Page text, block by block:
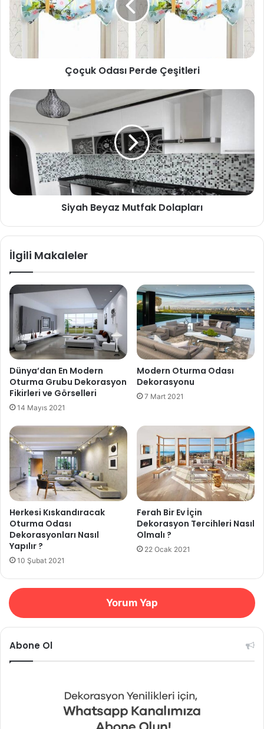
Çoçuk Odası Perde Çeşitleri
Siyah Beyaz Mutfak Dolapları
İlgili Makaleler
Dünya’dan En Modern
Oturma Grubu Dekorasyon
Fikirleri ve Görselleri
14 Mayıs 2021
Modern Oturma Odası
Dekorasyonu
7 Mart 2021
Herkesi Kıskandıracak
Oturma Odası
Dekorasyonları Nasıl
Yapılır ?
10 Şubat 2021
Ferah Bir Ev İçin
Dekorasyon Tercihleri Nasıl
Olmalı ?
22 Ocak 2021
Yorum Yap
Abone Ol